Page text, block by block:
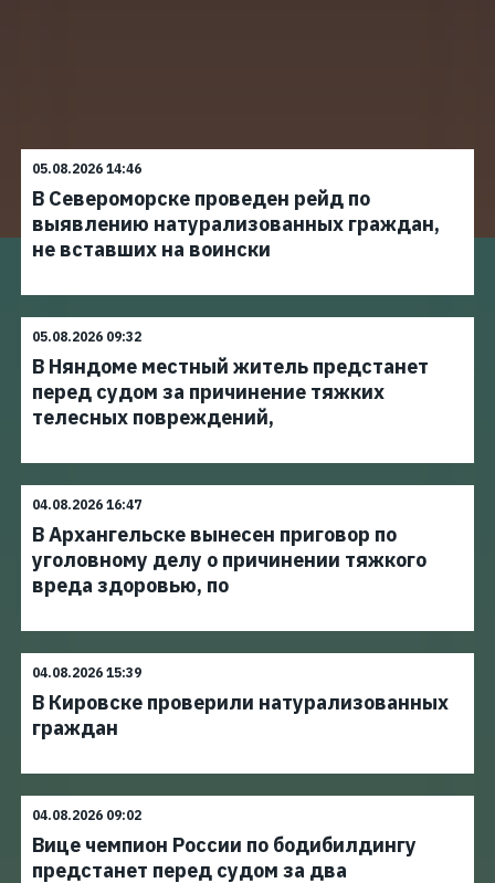
05.08.2026 14:46
В Североморске проведен рейд по
выявлению натурализованных граждан,
не вставших на воински
05.08.2026 09:32
В Няндоме местный житель предстанет
перед судом за причинение тяжких
телесных повреждений,
04.08.2026 16:47
В Архангельске вынесен приговор по
уголовному делу о причинении тяжкого
вреда здоровью, по
04.08.2026 15:39
В Кировске проверили натурализованных
граждан
04.08.2026 09:02
Вице чемпион России по бодибилдингу
предстанет перед судом за два